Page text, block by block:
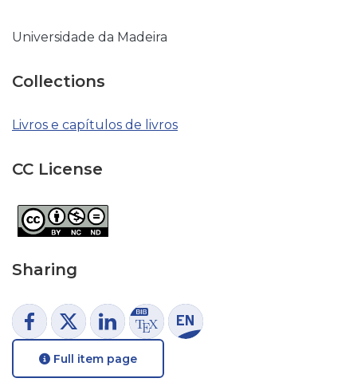
Universidade da Madeira
Collections
Livros e capítulos de livros
CC License
Sharing
Full item page